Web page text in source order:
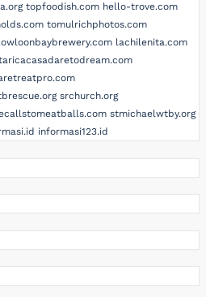
topfoodish.com hello-trove.com
tomulrichphotos.com
lachilenita.com
srchurch.org
stmichaelwtby.org
informasi123.id